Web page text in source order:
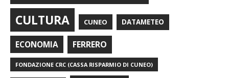
CULTURA CUNEO DATAMETEO
ECONOMIA FERRERO
FONDAZIONE CRC (CASSA RISPARMIO DI CUNEO)